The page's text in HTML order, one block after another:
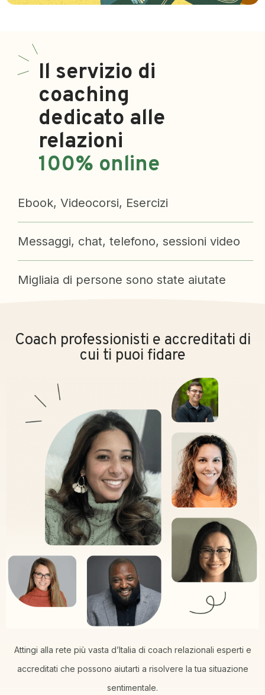
Il servizio di
coaching
dedicato alle
relazioni
100% online
Ebook, Videocorsi, Esercizi
Messaggi, chat, telefono, sessioni video
Migliaia di persone sono state aiutate
Coach professionisti e accreditati di
cui ti puoi fidare
Attingi alla rete più vasta d’Italia di coach relazionali esperti e
accreditati che possono aiutarti a risolvere la tua situazione
sentimentale.